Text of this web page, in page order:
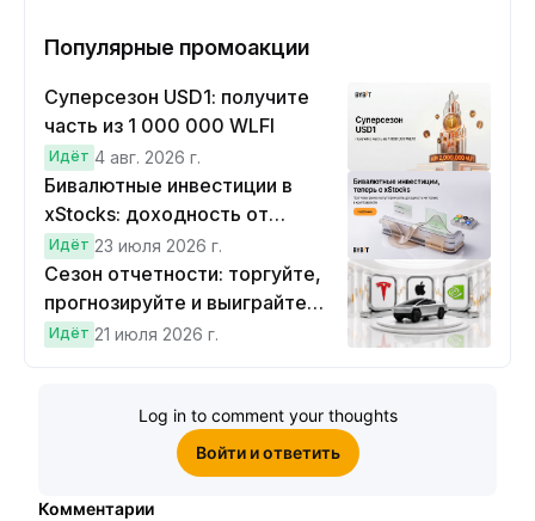
Популярные промоакции
Суперсезон USD1: получите
часть из 1 000 000 WLFI
Идёт 4 авг. 2026 г.
Бивалютные инвестиции в
xStocks: доходность от
прогнозов
Идёт 23 июля 2026 г.
Сезон отчетности: торгуйте,
прогнозируйте и выиграйте
Cybertruck!
Идёт 21 июля 2026 г.
Log in to comment your thoughts
Войти и ответить
Комментарии